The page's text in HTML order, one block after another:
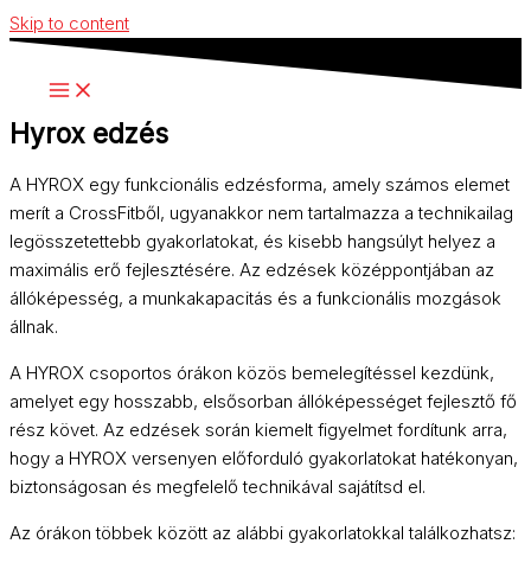
Skip to content
Hyrox edzés
A HYROX egy funkcionális edzésforma, amely számos elemet
merít a CrossFitből, ugyanakkor nem tartalmazza a technikailag
legösszetettebb gyakorlatokat, és kisebb hangsúlyt helyez a
maximális erő fejlesztésére. Az edzések középpontjában az
állóképesség, a munkakapacitás és a funkcionális mozgások
állnak.
A HYROX csoportos órákon közös bemelegítéssel kezdünk,
amelyet egy hosszabb, elsősorban állóképességet fejlesztő fő
rész követ. Az edzések során kiemelt figyelmet fordítunk arra,
hogy a HYROX versenyen előforduló gyakorlatokat hatékonyan,
biztonságosan és megfelelő technikával sajátítsd el.
Az órákon többek között az alábbi gyakorlatokkal találkozhatsz: